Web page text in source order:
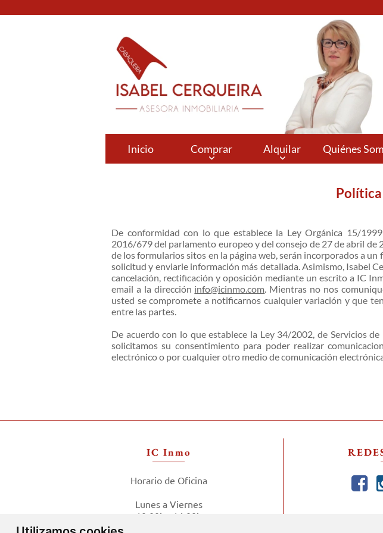
Inicio Comprar Alquilar Quiénes
De conformidad con lo que establece la Ley Orgánica 15/
2016/679 del parlamento europeo y del consejo de 27 de abril de
de los formularios sitos en la página web, serán incorporados a
solicitud y enviarle información más detallada. Asimismo, Isabel
cancelación, rectificación y oposición mediante un escrito a IC
email a la dirección info@icinmo.com. Mientras no nos
usted se compromete a notificarnos cualquier variación y que
entre las partes.
De acuerdo con lo que establece la Ley 34/2002, de Servicios
solicitamos su consentimiento para poder realizar
electrónico o por cualquier otro medio de comunicación
IC Inmo
Horario de Oficina
Lunes a Viernes
10:00h - 14:00h